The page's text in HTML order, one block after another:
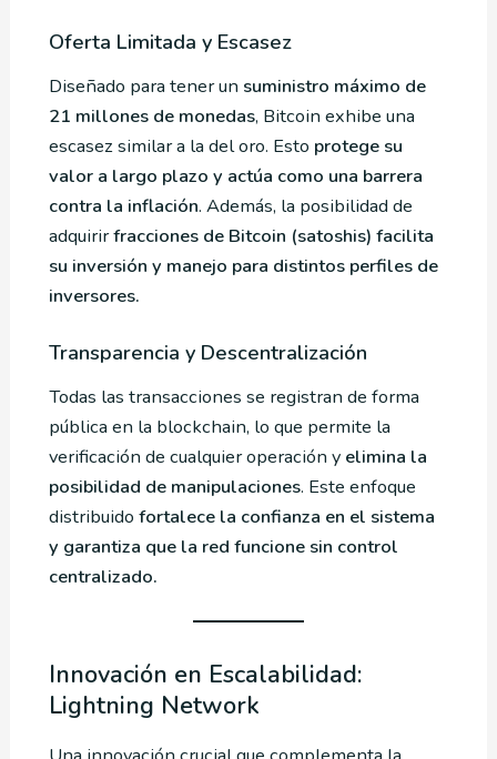
Oferta Limitada y Escasez
Diseñado para tener un suministro máximo de
21 millones de monedas, Bitcoin exhibe una
escasez similar a la del oro. Esto protege su
valor a largo plazo y actúa como una barrera
contra la inflación. Además, la posibilidad de
adquirirfracciones de Bitcoin (satoshis) facilita
su inversión y manejo para distintos perfiles de
inversores.
Transparencia y Descentralización
Todas las transacciones se registran de forma
pública en la blockchain, lo que permite la
verificación de cualquier operación y elimina la
posibilidad de manipulaciones. Este enfoque
distribuido fortalece la confianza en el sistema
y garantiza que la red funcione sin control
centralizado.
Innovación en Escalabilidad:
Lightning Network